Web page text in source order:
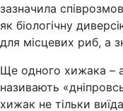
зазначила
як біологічну
для місцевих риб, а
Ще одного хижака –
називають
хижак не тільки